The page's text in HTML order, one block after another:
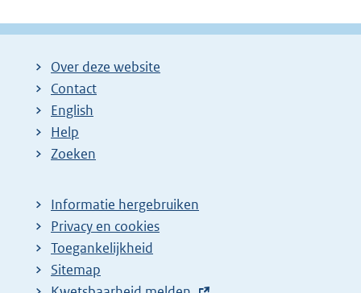
Over deze website
Contact
English
Help
Zoeken
Informatie hergebruiken
Privacy en cookies
Toegankelijkheid
Sitemap